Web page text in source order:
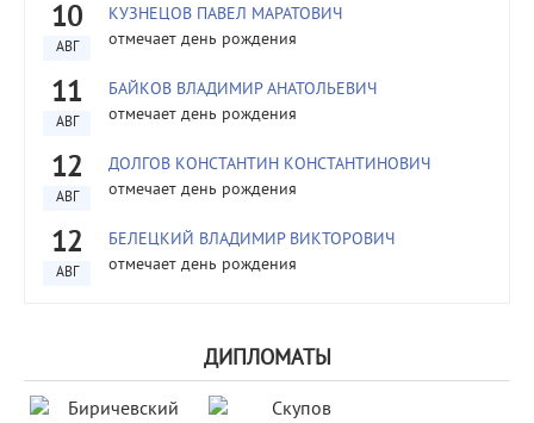
10
АВГ
КУЗНЕЦОВ ПАВЕЛ МАРАТОВИЧ
отмечает день рождения
11
АВГ
БАЙКОВ ВЛАДИМИР АНАТОЛЬЕВИЧ
отмечает день рождения
12
АВГ
ДОЛГОВ КОНСТАНТИН КОНСТАНТИНОВИЧ
отмечает день рождения
12
АВГ
БЕЛЕЦКИЙ ВЛАДИМИР ВИКТОРОВИЧ
отмечает день рождения
ДИПЛОМАТЫ